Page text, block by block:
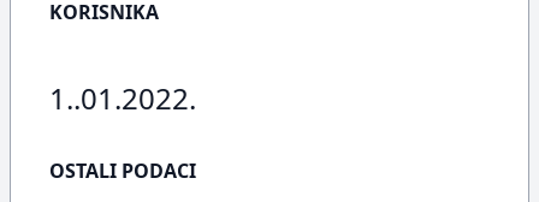
KORISNIKA
1..01.2022.
OSTALI PODACI